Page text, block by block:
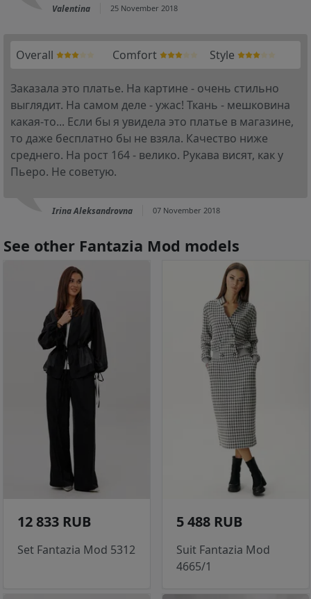
Valentina 25 November 2018
Overall Comfort Style
Заказала это платье. На картине - очень стильно
выглядит. На самом деле - ужас! Ткань - мешковина
какая-то... Если бы я увидела это платье в магазине,
то даже бесплатно бы не взяла. Качество ниже
среднего. На рост 164 - велико. Рукава висят, как у
Пьеро. Не советую.
Irina Aleksandrovna 07 November 2018
See other Fantazia Mod models
12 833 RUB
Set Fantazia Mod 5312
5 488 RUB
Suit Fantazia Mod
4665/1